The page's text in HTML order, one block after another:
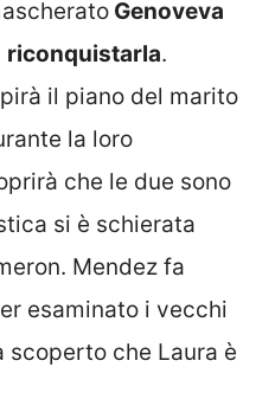
Genoveva
riconquistarla.
il piano del marito
la loro
che le due sono
si è schierata
Mendez fa
esaminato i vecchi
che Laura è